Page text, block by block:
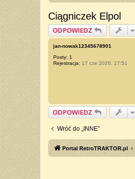
Ciągniczek Elpol
ODPOWIEDZ
jan-nowak12345678901
Posty: 1
Rejestracja: 17 cze 2026, 17:51
ODPOWIEDZ
Wróć do „INNE”
Portal RetroTRAKTOR.pl